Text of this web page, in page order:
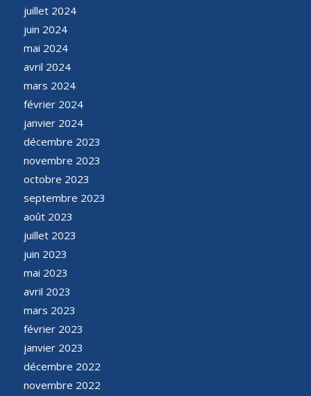
juillet 2024
juin 2024
mai 2024
avril 2024
mars 2024
février 2024
janvier 2024
décembre 2023
novembre 2023
octobre 2023
septembre 2023
août 2023
juillet 2023
juin 2023
mai 2023
avril 2023
mars 2023
février 2023
janvier 2023
décembre 2022
novembre 2022